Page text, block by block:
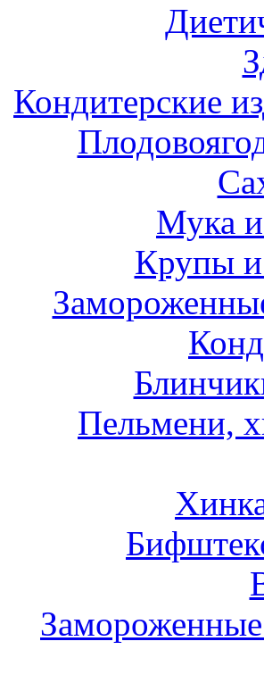
Кондитерские
Мука
Крупы и
Пельмени,